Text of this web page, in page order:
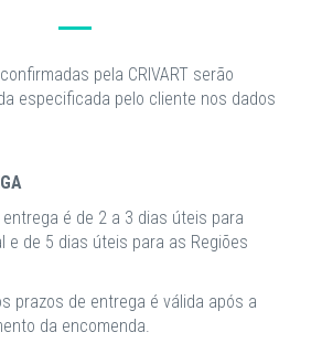
pela CRIVART serão
especificada pelo cliente nos dados
é de 2 a 3 dias úteis para
e de 5 dias úteis para as Regiões
prazos de entrega é válida após a
da encomenda.